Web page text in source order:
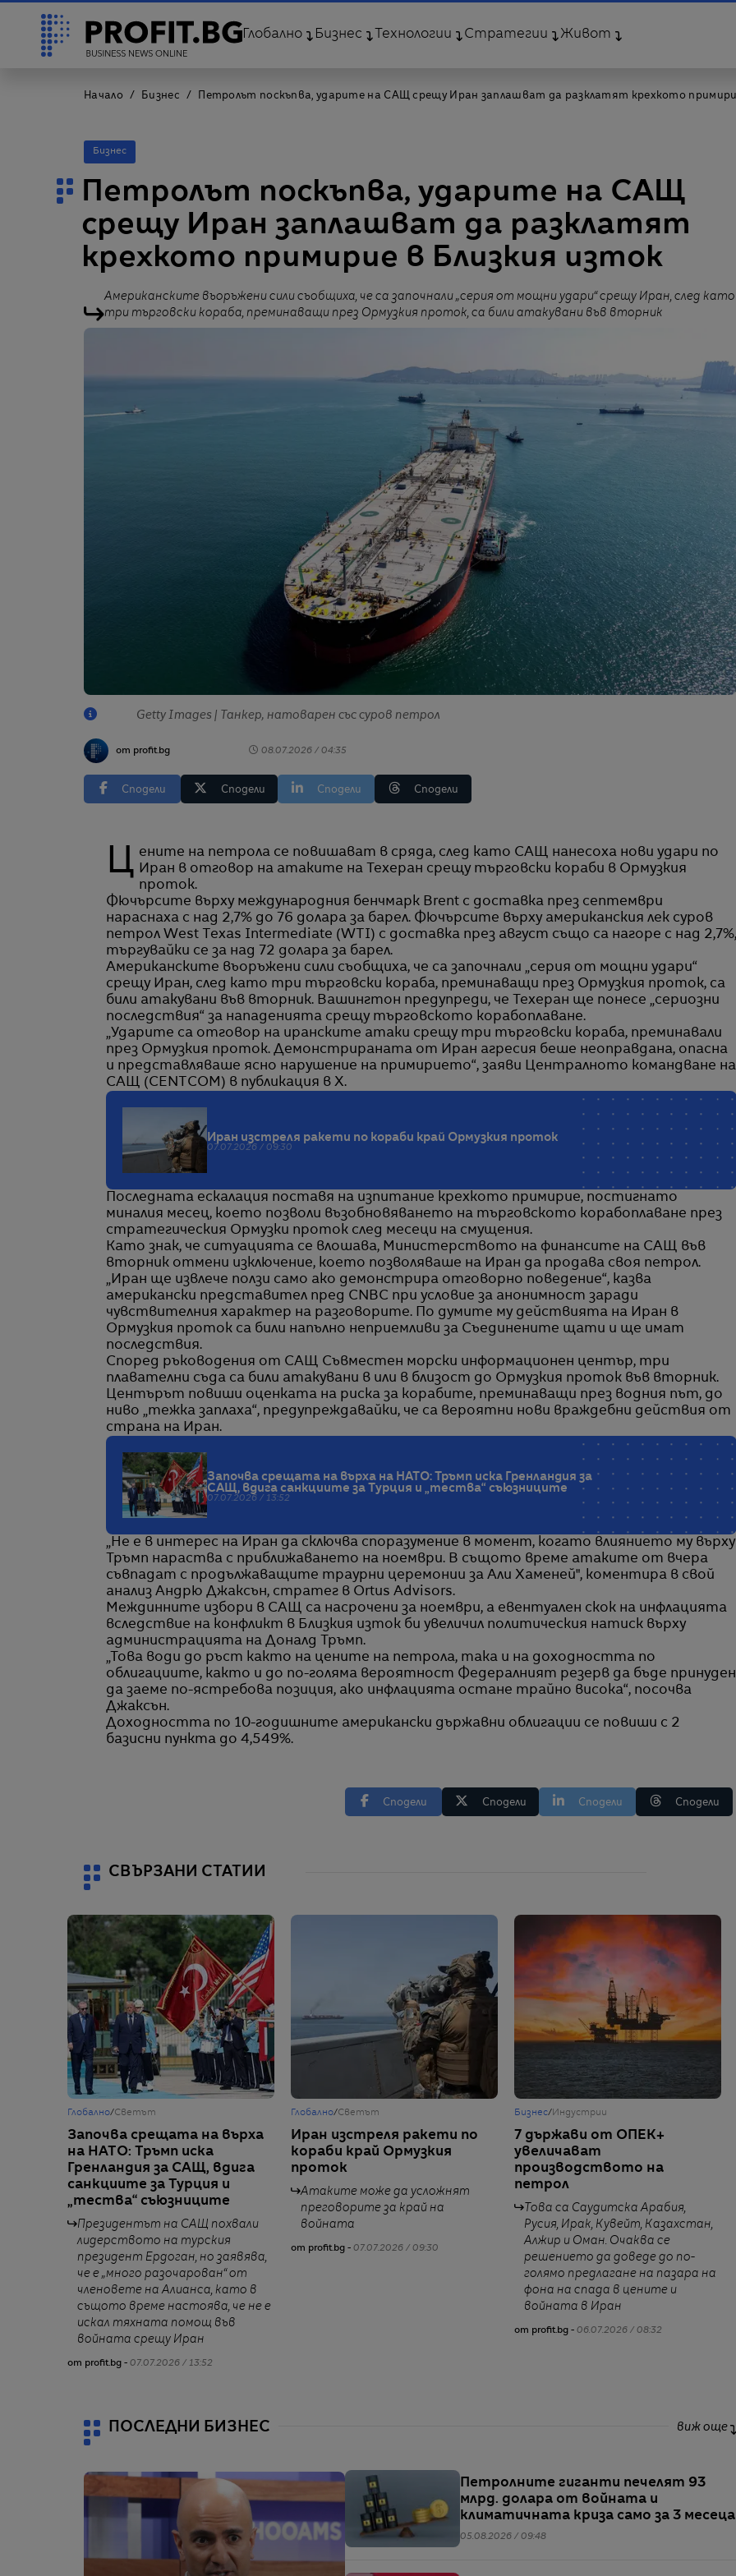
Глобално Бизнес Технологии Стратегии Живот
Начало Бизнес Петролът поскъпва, ударите на САЩ срещу Иран заплашват да разклатят крехкото
Бизнес
Петролът поскъпва, ударите на САЩ
срещу Иран заплашват да разклатят
крехкото примирие в Близкия изток
Американските въоръжени сили съобщиха, че са започнали „серия от мощни удари“ срещу Иран, след като
три търговски кораба, преминаващи през Ормузкия проток, са били атакувани във вторник
Getty Images | Танкер, натоварен със суров петрол
от profit.bg 08.07.2026 / 04:35
Сподели Сподели Сподели Сподели
Цените на петрола се повишават в сряда, след като САЩ нанесоха нови удари по Иран в отговор на атаките на Техеран срещу търговски кораби в Ормузкия
проток.
Фючърсите върху международния бенчмарк Brent с доставка през септември
нараснаха с над 2,7% до 76 долара за барел. Фючърсите върху американския лек суров
петрол West Texas Intermediate (WTI) с доставка през август също са нагоре с над 2,7%,
търгувайки се за над 72 долара за барел.
Американските въоръжени сили съобщиха, че са започнали „серия от мощни удари“
срещу Иран, след като три търговски кораба, преминаващи през Ормузкия проток, са
били атакувани във вторник. Вашингтон предупреди, че Техеран ще понесе „сериозни
последствия“ за нападенията срещу търговското корабоплаване.
„Ударите са отговор на иранските атаки срещу три търговски кораба, преминавали
през Ормузкия проток. Демонстрираната от Иран агресия беше неоправдана, опасна
и представляваше ясно нарушение на примирието“, заяви Централното командване на
САЩ (CENTCOM) в публикация в X.
Иран изстреля ракети по кораби край Ормузкия проток
07.07.2026 / 09:30
Последната ескалация поставя на изпитание крехкото примирие, постигнато
миналия месец, което позволи възобновяването на търговското корабоплаване през
стратегическия Ормузки проток след месеци на смущения.
Като знак, че ситуацията се влошава, Министерството на финансите на САЩ във
вторник отмени изключение, което позволяваше на Иран да продава своя петрол.
„Иран ще извлече ползи само ако демонстрира отговорно поведение“, казва
американски представител пред CNBC при условие за анонимност заради
чувствителния характер на разговорите. По думите му действията на Иран в
Ормузкия проток са били напълно неприемливи за Съединените щати и ще имат
последствия.
Според ръководения от САЩ Съвместен морски информационен център, три
плавателни съда са били атакувани в или в близост до Ормузкия проток във вторник.
Центърът повиши оценката на риска за корабите, преминаващи през водния път, до
ниво „тежка заплаха“, предупреждавайки, че са вероятни нови враждебни действия от
страна на Иран.
Започва срещата на върха на НАТО: Тръмп иска Гренландия за
САЩ, вдига санкциите за Турция и „тества“ съюзниците
07.07.2026 / 13:52
„Не е в интерес на Иран да сключва споразумение в момент, когато влиянието му върху
Тръмп нараства с приближаването на ноември. В същото време атаките от вчера
съвпадат с продължаващите траурни церемонии за Али Хаменей", коментира в свой
анализ Андрю Джаксън, стратег в Ortus Advisors.
Междинните избори в САЩ са насрочени за ноември, а евентуален скок на инфлацията
вследствие на конфликт в Близкия изток би увеличил политическия натиск върху
администрацията на Доналд Тръмп.
„Това води до ръст както на цените на петрола, така и на доходността по
облигациите, както и до по-голяма вероятност Федералният резерв да бъде принуден
да заеме по-ястребова позиция, ако инфлацията остане трайно висока“, посочва
Джаксън.
Доходността по 10-годишните американски държавни облигации се повиши с 2
базисни пункта до 4,549%.
Сподели Сподели Сподели Сподели
СВЪРЗАНИ СТАТИИ
Глобално/Светът
Започва срещата на върха
на НАТО: Тръмп иска
Гренландия за САЩ, вдига
санкциите за Турция и
„тества“ съюзниците
Президентът на САЩ похвали
лидерството на турския
президент Ердоган, но заявява,
че е „много разочарован“ от
членовете на Алианса, като в
същото време настоява, че не е
искал тяхната помощ във
войната срещу Иран
от profit.bg - 07.07.2026 / 13:52
Глобално/Светът
Иран изстреля ракети по
кораби край Ормузкия
проток
Атаките може да усложнят
преговорите за край на
войната
от profit.bg - 07.07.2026 / 09:30
Бизнес/Индустрии
7 държави от ОПЕК+
увеличават
производството на
петрол
Това са Саудитска Арабия,
Русия, Ирак, Кувейт, Казахстан,
Алжир и Оман. Очаква се
решението да доведе до по-
голямо предлагане на пазара на
фона на спада в цените и
войната в Иран
от profit.bg - 06.07.2026 / 08:32
ПОСЛЕДНИ БИЗНЕС виж още
Петролните гиганти печелят 93
млрд. долара от войната и
климатичната криза само за 3 месеца
05.08.2026 / 09:48